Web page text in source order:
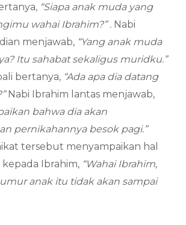
, “Siapa anak muda yang
wahai Ibrahim?” . Nabi
menjawab, “Yang anak muda
Itu sahabat sekaligus muridku.”
bertanya, “Ada apa dia datang
Nabi Ibrahim lantas menjawab,
bahwa dia akan
pernikahannya besok pagi.”
tersebut menyampaikan hal
Ibrahim, “Wahai Ibrahim,
anak itu tidak akan sampai